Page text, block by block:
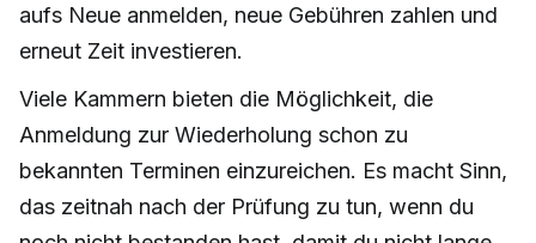
aufs Neue anmelden, neue Gebühren zahlen und
erneut Zeit investieren.
Viele Kammern bieten die Möglichkeit, die
Anmeldung zur Wiederholung schon zu
bekannten Terminen einzureichen. Es macht Sinn,
das zeitnah nach der Prüfung zu tun, wenn du